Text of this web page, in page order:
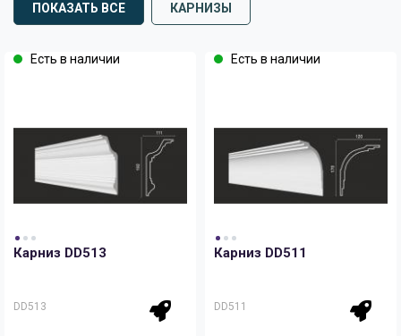
ПОКАЗАТЬ ВСЕ КАРНИЗЫ
Есть в наличии
Карниз DD513
DD513
Есть в наличии
Карниз DD511
DD511